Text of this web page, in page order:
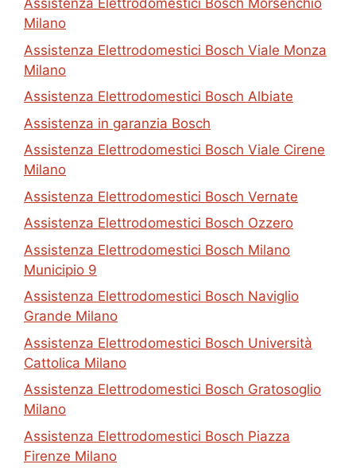
Assistenza Elettrodomestici Bosch Morsenchio
Milano
Assistenza Elettrodomestici Bosch Viale Monza
Milano
Assistenza Elettrodomestici Bosch Albiate
Assistenza in garanzia Bosch
Assistenza Elettrodomestici Bosch Viale Cirene
Milano
Assistenza Elettrodomestici Bosch Vernate
Assistenza Elettrodomestici Bosch Ozzero
Assistenza Elettrodomestici Bosch Milano
Municipio 9
Assistenza Elettrodomestici Bosch Naviglio
Grande Milano
Assistenza Elettrodomestici Bosch Università
Cattolica Milano
Assistenza Elettrodomestici Bosch Gratosoglio
Milano
Assistenza Elettrodomestici Bosch Piazza
Firenze Milano